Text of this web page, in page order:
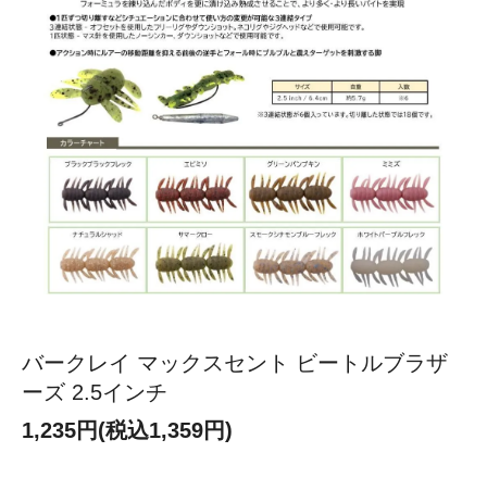
バークレイ マックスセント ビートルブラザ
ーズ 2.5インチ
1,235円(税込1,359円)